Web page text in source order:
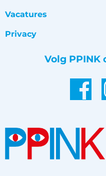
Vacatures
Privacy
Volg PPINK